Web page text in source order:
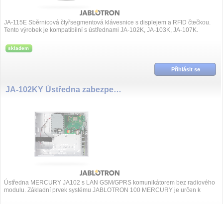
JA-115E Sběrnicová čtyřsegmentová klávesnice s displejem a RFID čtečkou.
Tento výrobek je kompatibilní s ústřednami JA-102K, JA-103K, JA-107K.
skladem
Přihlásit se
JA-102KY Ústředna zabezpečovacího systému Mercury, LAN, GSM
Ústředna MERCURY JA102 s LAN GSM/GPRS komunikátorem bez radiového
modulu. Základní prvek systému JABLOTRON 100 MERCURY je určen k